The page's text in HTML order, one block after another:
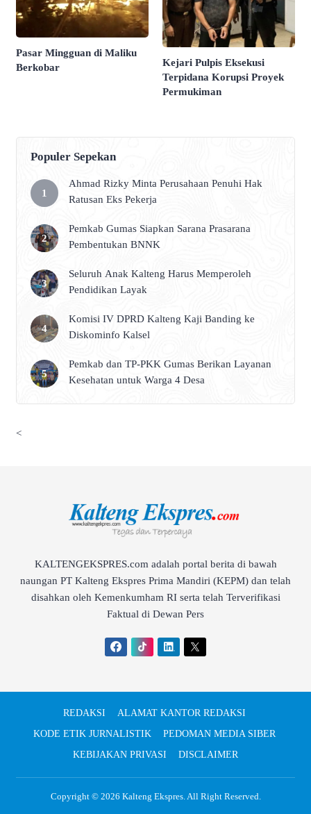
Pasar Mingguan di Maliku
Berkobar
Kejari Pulpis Eksekusi
Terpidana Korupsi Proyek
Permukiman
Populer Sepekan
Ahmad Rizky Minta Perusahaan Penuhi Hak
Ratusan Eks Pekerja
Pemkab Gumas Siapkan Sarana Prasarana
Pembentukan BNNK
Seluruh Anak Kalteng Harus Memperoleh
Pendidikan Layak
Komisi IV DPRD Kalteng Kaji Banding ke
Diskominfo Kalsel
Pemkab dan TP-PKK Gumas Berikan Layanan
Kesehatan untuk Warga 4 Desa
<
KALTENGEKSPRES.com adalah portal berita di bawah
naungan PT Kalteng Ekspres Prima Mandiri (KEPM) dan telah
disahkan oleh Kemenkumham RI serta telah Terverifikasi
Faktual di Dewan Pers
REDAKSI
ALAMAT KANTOR REDAKSI
KODE ETIK JURNALISTIK
PEDOMAN MEDIA SIBER
KEBIJAKAN PRIVASI
DISCLAIMER
Copyright © 2026 Kalteng Ekspres. All Right Reserved.